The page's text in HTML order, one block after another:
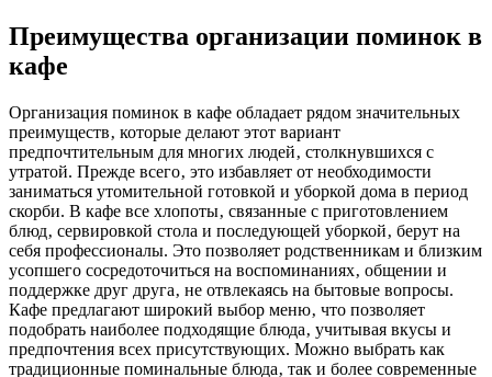
Преимущества организации поминок в
кафе
Организация поминок в кафе обладает рядом значительных
преимуществ‚ которые делают этот вариант
предпочтительным для многих людей‚ столкнувшихся с
утратой. Прежде всего‚ это избавляет от необходимости
заниматься утомительной готовкой и уборкой дома в период
скорби. В кафе все хлопоты‚ связанные с приготовлением
блюд‚ сервировкой стола и последующей уборкой‚ берут на
себя профессионалы. Это позволяет родственникам и близким
усопшего сосредоточиться на воспоминаниях‚ общении и
поддержке друг друга‚ не отвлекаясь на бытовые вопросы.
Кафе предлагают широкий выбор меню‚ что позволяет
подобрать наиболее подходящие блюда‚ учитывая вкусы и
предпочтения всех присутствующих. Можно выбрать как
традиционные поминальные блюда‚ так и более современные